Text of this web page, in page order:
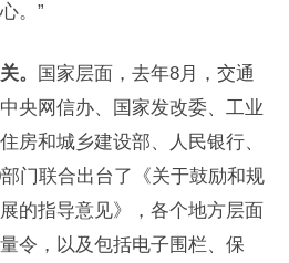
。”
。
国家层面，去年8月，交通
央网信办、国家发改委、工业
房和城乡建设部、人民银行、
门联合出台了《关于鼓励和规
的指导意见》，各个地方层面
令，以及包括电子围栏、保